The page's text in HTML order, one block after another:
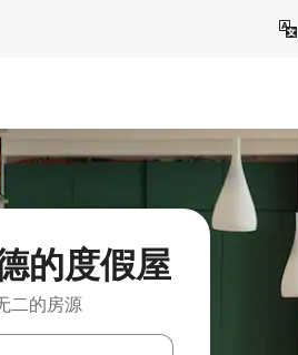
的度假屋
二的房源